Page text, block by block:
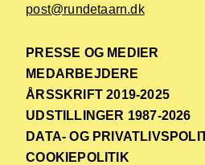
post@rundetaarn.dk
PRESSE OG MEDIER
MEDARBEJDERE
ÅRSSKRIFT 2019-2025
UDSTILLINGER 1987-2026
DATA- OG
COOKIEPOLITIK